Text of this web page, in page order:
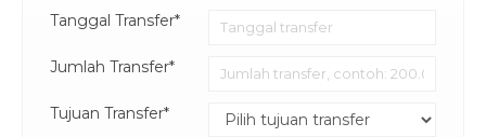
Tanggal Transfer*
Jumlah Transfer*
Tujuan Transfer*